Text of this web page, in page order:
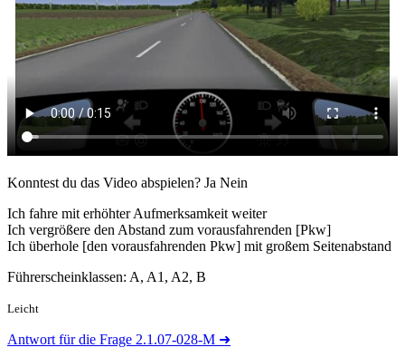
Konntest du das Video abspielen? Ja Nein
Ich fahre mit erhöhter Aufmerksamkeit weiter
Ich vergrößere den Abstand zum vorausfahrenden [Pkw]
Ich überhole [den vorausfahrenden Pkw] mit großem Seitenabstand
Führerscheinklassen: A, A1, A2, B
Leicht
Antwort für die Frage 2.1.07-028-M ➜